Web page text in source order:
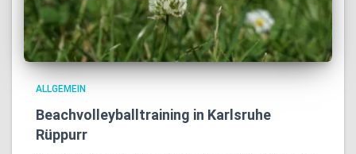
ALLGEMEIN
Beachvolleyballtraining in Karlsruhe
Rüppurr